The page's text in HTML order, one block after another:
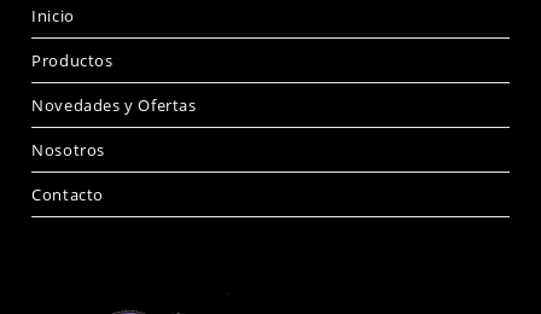
Inicio
Productos
Novedades y Ofertas
Nosotros
Contacto